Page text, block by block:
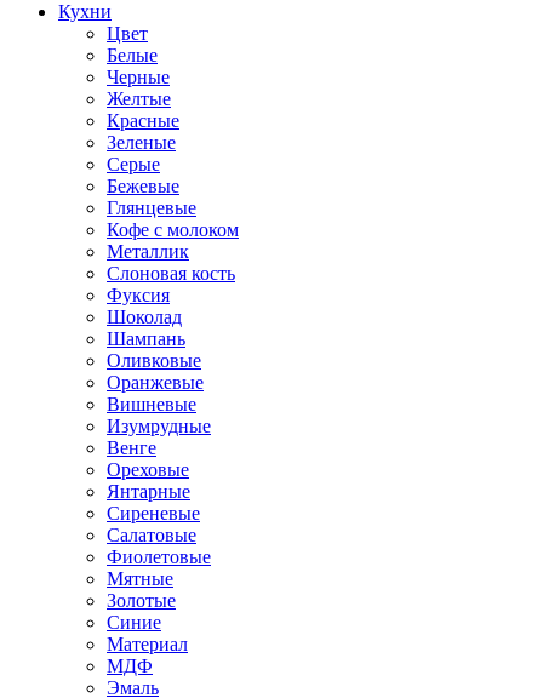
Кухни
Цвет
Белые
Черные
Желтые
Красные
Зеленые
Серые
Бежевые
Глянцевые
Кофе с молоком
Металлик
Слоновая кость
Фуксия
Шоколад
Шампань
Оливковые
Оранжевые
Вишневые
Изумрудные
Венге
Ореховые
Янтарные
Сиреневые
Салатовые
Фиолетовые
Мятные
Золотые
Синие
Материал
МДФ
Эмаль